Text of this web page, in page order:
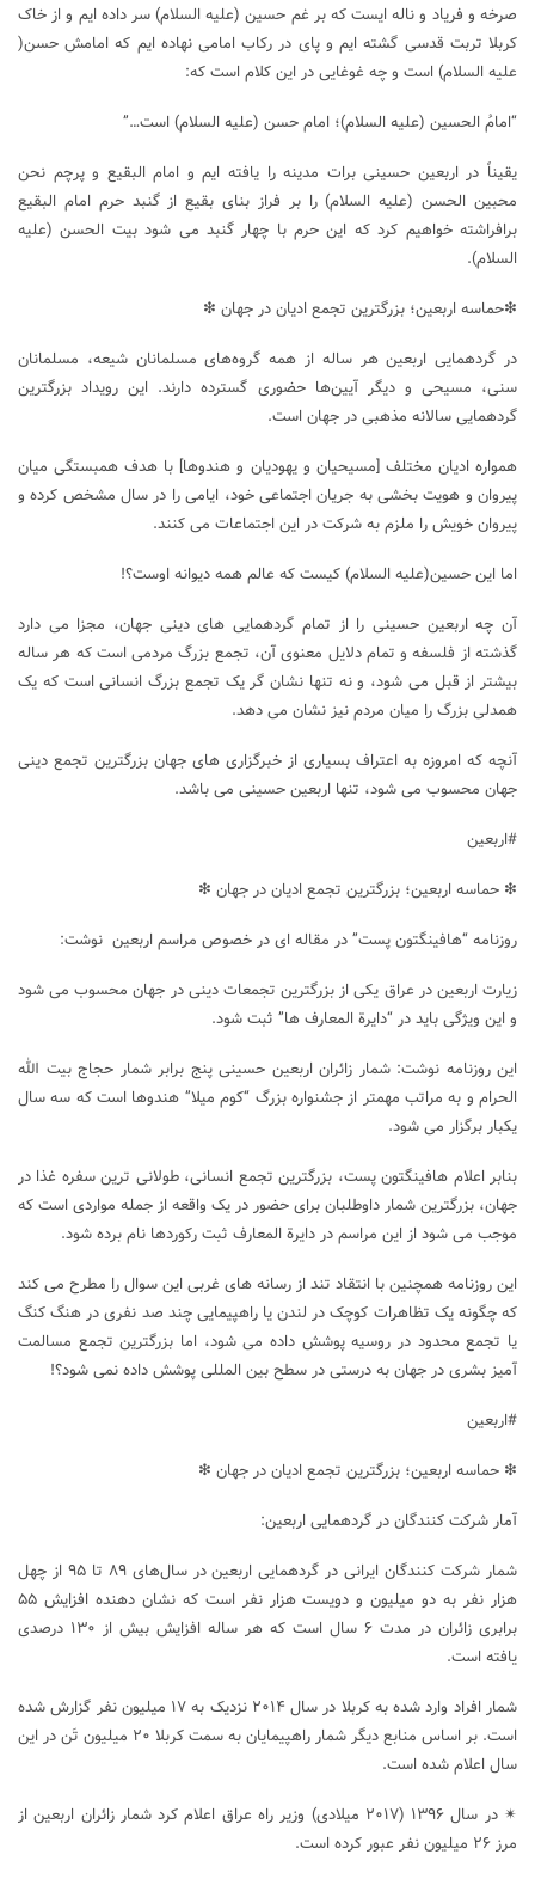
صرخه و فریاد و ناله ایست که بر غم حسین (علیه السلام) سر داده ایم و از خاک
کربلا تربت قدسی گشته ایم و پای در رکاب امامی نهاده ایم که امامش حسن(
علیه السلام) است و چه غوغایی در این کلام است که:
“امامُ الحسین (علیه السلام)؛ امام حسن (علیه السلام) است…”
یقیناً در اربعین حسینی برات مدینه را یافته ایم و امام البقیع و پرچم نحن
محبین الحسن (علیه السلام) را بر فراز بنای بقیع از گنبد حرم امام البقیع
برافراشته خواهیم کرد که این حرم با چهار گنبد می شود بیت الحسن (علیه
السلام).
❇حماسه اربعین؛ بزرگترین تجمع ادیان در جهان ❇
در گردهمایی اربعین هر ساله از همه گروه‌های مسلمانان شیعه، مسلمانان
سنی، مسیحی و دیگر آیین‌ها حضوری گسترده دارند. این رویداد بزرگترین
گردهمایی سالانه مذهبی در جهان است.
همواره ادیان مختلف [مسیحیان و یهودیان و هندوها] با هدف همبستگی میان
پیروان و هویت ‌بخشی به جریان اجتماعی خود، ایامی را در سال مشخص کرده و
پیروان خویش را ملزم به شرکت در این اجتماعات می ‌کنند.
اما این حسین(علیه السلام) کیست که عالم همه دیوانه اوست؟!
آن ‌چه اربعین حسینی را از تمام گردهمایی های دینی جهان، مجزا می‌ دارد
گذشته از فلسفه و تمام دلایل معنوی آن، تجمع بزرگ مردمی است که هر ساله
بیشتر از قبل می شود، و نه تنها نشان ‌گر یک تجمع بزرگ انسانی است که یک
همدلی بزرگ را میان مردم نیز نشان می ‌دهد.
آنچه که امروزه به اعتراف بسیاری از خبرگزاری های جهان بزرگترین تجمع دینی
جهان محسوب می شود، تنها اربعین حسینی می باشد.
#اربعین
❇ حماسه اربعین؛ بزرگترین تجمع ادیان در جهان ❇
روزنامه “هافینگتون پست” در مقاله ای در خصوص مراسم اربعین نوشت:
زیارت اربعین در عراق یکی از بزرگترین تجمعات دینی در جهان محسوب می شود
و این ویژگی باید در “دایرة المعارف ها” ثبت شود.
این روزنامه نوشت: شمار زائران اربعین حسینی پنج برابر شمار حجاج بیت الله
الحرام و به مراتب مهمتر از جشنواره بزرگ “کوم میلا” هندوها است که سه سال
یکبار برگزار می شود.
بنابر اعلام هافینگتون پست، بزرگترین تجمع انسانی، طولانی ترین سفره غذا در
جهان، بزرگترین شمار داوطلبان برای حضور در یک واقعه از جمله مواردی است که
موجب می شود از این مراسم در دایرة المعارف ثبت رکوردها نام برده شود.
این روزنامه همچنین با انتقاد تند از رسانه های غربی این سوال را مطرح می کند
که چگونه یک تظاهرات کوچک در لندن یا راهپیمایی چند صد نفری در هنگ کنگ
یا تجمع محدود در روسیه پوشش داده می شود، اما بزرگترین تجمع مسالمت
آمیز بشری در جهان به درستی در سطح بین المللی پوشش داده نمی شود؟!
#اربعین
❇ حماسه اربعین؛ بزرگترین تجمع ادیان در جهان ❇
آمار شرکت کنندگان در گردهمایی اربعین:
شمار شرکت کنندگان ایرانی در گردهمایی اربعین در سال‌های ۸۹ تا ۹۵ از چهل
هزار نفر به دو میلیون و دویست هزار نفر است که نشان دهنده افزایش ۵۵
برابری زائران در مدت ۶ سال است که هر ساله افزایش بیش از ۱۳۰ درصدی
یافته است.
شمار افراد وارد شده به کربلا در سال ۲۰۱۴ نزدیک به ۱۷ میلیون نفر گزارش شده
است. بر اساس منابع دیگر شمار راهپیمایان به سمت کربلا ۲۰ میلیون تَن در این
سال اعلام شده است.
✴ در سال ۱۳۹۶ (۲۰۱۷ میلادی) وزیر راه عراق اعلام کرد شمار زائران اربعین از
مرز ۲۶ میلیون نفر عبور کرده است.